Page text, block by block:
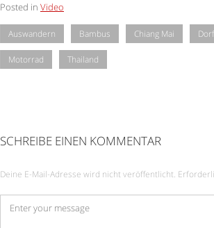
Posted in Video
Auswandern Bambus Chiang Mai
Motorrad Thailand
SCHREIBE EINEN KOMMENTAR
Deine E-Mail-Adresse wird nicht veröffentlicht.
Kommentar